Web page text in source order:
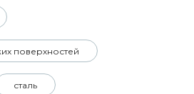
поверхностей
сталь